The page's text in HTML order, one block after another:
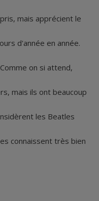
mais apprécient le
d'année en année.
on si attend,
mais ils ont beaucoup
les Beatles
connaissent très bien